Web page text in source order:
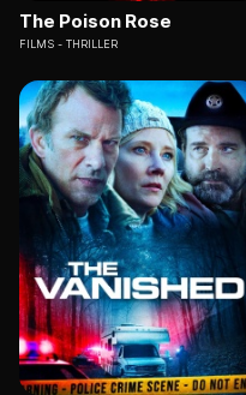
The Poison Rose
FILMS THRILLER